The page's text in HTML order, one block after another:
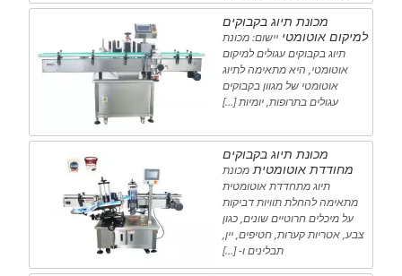
מכונת תיוג בקבוקים
למיקום אוטומטי יישום: מכונת
תיוג בקבוקים עגולים למיקום
אוטומטי, היא מתאימה לתיוג
אוטומטי של מגוון בקבוקים
עגולים בתרופות, יומיות […]
מכונת תיוג בקבוקים
מחודדת אוטומטית מכונת
תיוג מתחדדת אוטומטית
מתאימה להחלת תוויות דביקות
על מיכלים חרוטיים שונים, כגון
צבע, אטריות קערות, חטיפים, יין,
תבלינים ו- […]